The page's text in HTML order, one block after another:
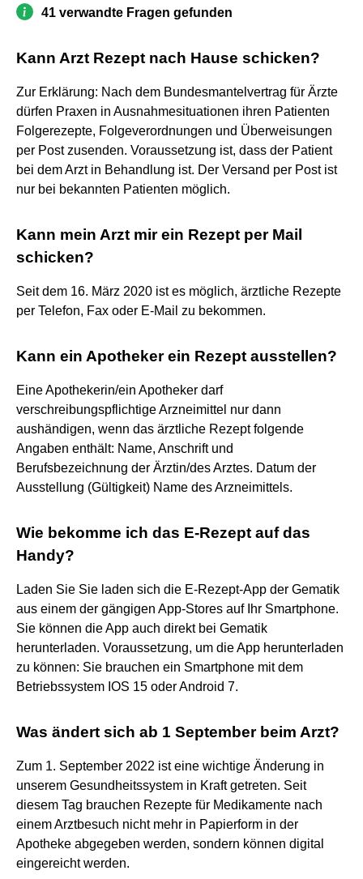
41 verwandte Fragen gefunden
Kann Arzt Rezept nach Hause schicken?
Zur Erklärung: Nach dem Bundesmantelvertrag für Ärzte
dürfen Praxen in Ausnahmesituationen ihren Patienten
Folgerezepte, Folgeverordnungen und Überweisungen
per Post zusenden. Voraussetzung ist, dass der Patient
bei dem Arzt in Behandlung ist. Der Versand per Post ist
nur bei bekannten Patienten möglich.
Kann mein Arzt mir ein Rezept per Mail
schicken?
Seit dem 16. März 2020 ist es möglich, ärztliche Rezepte
per Telefon, Fax oder E-Mail zu bekommen.
Kann ein Apotheker ein Rezept ausstellen?
Eine Apothekerin/ein Apotheker darf
verschreibungspflichtige Arzneimittel nur dann
aushändigen, wenn das ärztliche Rezept folgende
Angaben enthält: Name, Anschrift und
Berufsbezeichnung der Ärztin/des Arztes. Datum der
Ausstellung (Gültigkeit) Name des Arzneimittels.
Wie bekomme ich das E-Rezept auf das
Handy?
Laden Sie Sie laden sich die E-Rezept-App der Gematik
aus einem der gängigen App-Stores auf Ihr Smartphone.
Sie können die App auch direkt bei Gematik
herunterladen. Voraussetzung, um die App herunterladen
zu können: Sie brauchen ein Smartphone mit dem
Betriebssystem IOS 15 oder Android 7.
Was ändert sich ab 1 September beim Arzt?
Zum 1. September 2022 ist eine wichtige Änderung in
unserem Gesundheitssystem in Kraft getreten. Seit
diesem Tag brauchen Rezepte für Medikamente nach
einem Arztbesuch nicht mehr in Papierform in der
Apotheke abgegeben werden, sondern können digital
eingereicht werden.